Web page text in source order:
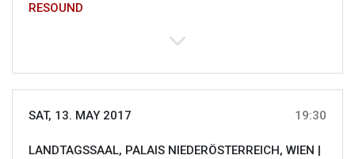
RESOUND
SAT, 13. MAY 2017 19:30
LANDTAGSSAAL, PALAIS NIEDERÖSTERREICH, WIEN |